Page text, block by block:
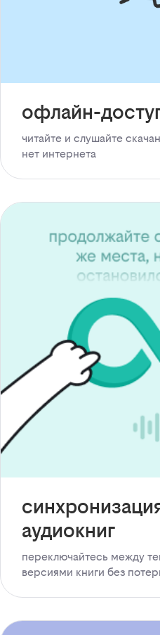
офлайн-
читайте и слушайте
нет интернета
аудиокниг
переключайтесь между
версиями книги без